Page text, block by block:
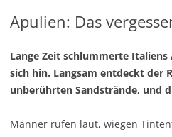
Apulien: Das
Lange Zeit schlummerte
sich hin. Langsam entdeckt der
unberührten Sandstrände, und
Männer rufen laut, wiegen